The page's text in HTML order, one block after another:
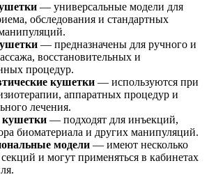
— универсальные модели для
обследования и стандартных
— предназначены для ручного и
восстановительных и
процедур.
кушетки — используются при
аппаратных процедур и
лечения.
— подходят для инъекций,
биоматериала и других манипуляций.
модели — имеют несколько
и могут применяться в кабинетах